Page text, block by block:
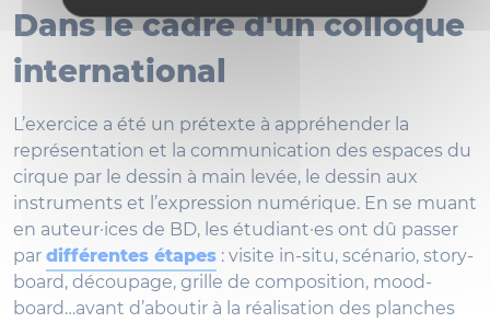
Dans le cadre d'un colloque
international
L’exercice a été un prétexte à appréhender la
représentation et la communication des espaces du
cirque par le dessin à main levée, le dessin aux
instruments et l’expression numérique. En se muant
en auteur·ices de BD, les étudiant·es ont dû passer
par différentes étapes : visite in-situ, scénario, story-
board, découpage, grille de composition, mood-
board…avant d’aboutir à la réalisation des planches